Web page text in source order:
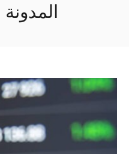
المدونة